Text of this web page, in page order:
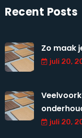
Recent Posts
Zo maak
juli 20,
juli 20,